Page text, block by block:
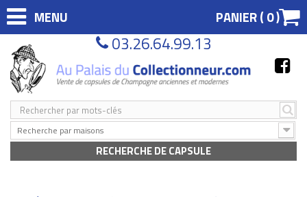
MENU PANIER (0)
03.26.64.99.13
Recherche par maisons
RECHERCHE DE CAPSULE